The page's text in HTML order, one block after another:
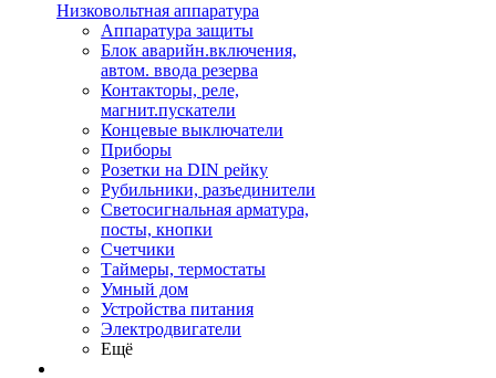
Низковольтная аппаратура
Аппаратура защиты
Блок аварийн.включения,
автом. ввода резерва
Контакторы, реле,
магнит.пускатели
Концевые выключатели
Приборы
Розетки на DIN рейку
Рубильники, разъединители
Светосигнальная арматура,
посты, кнопки
Счетчики
Таймеры, термостаты
Умный дом
Устройства питания
Электродвигатели
Ещё